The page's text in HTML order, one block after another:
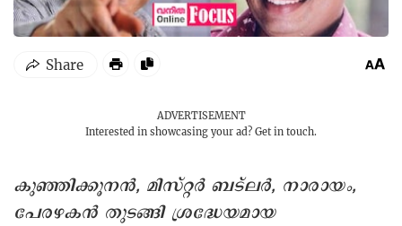
ADVERTISEMENT
Interested in showcasing your ad? Get in touch.
കുഞ്ഞിക്കൂനന്‍, മിസ്റ്റര്‍ ബട്‌ലര്‍, നാരായം,
പേരഴകന്‍ തുടങ്ങി ശ്രദ്ധേയമായ